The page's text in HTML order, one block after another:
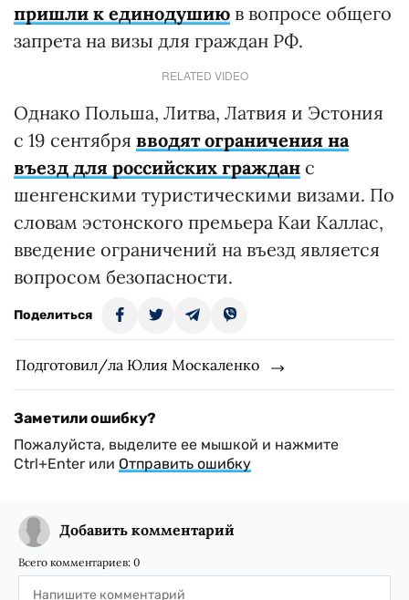
пришли к единодушию в вопросе общего
запрета на визы для граждан РФ.
RELATED VIDEO
Однако Польша, Литва, Латвия и Эстония
с 19 сентября вводят ограничения на
въезд для российских граждан с
шенгенскими туристическими визами. По
словам эстонского премьера Каи Каллас,
введение ограничений на въезд является
вопросом безопасности.
Поделиться
Подготовил/ла Юлия Москаленко
Заметили ошибку?
Пожалуйста, выделите ее мышкой и нажмите
Ctrl+Enter или Отправить ошибку
Добавить комментарий
Всего комментариев: 0